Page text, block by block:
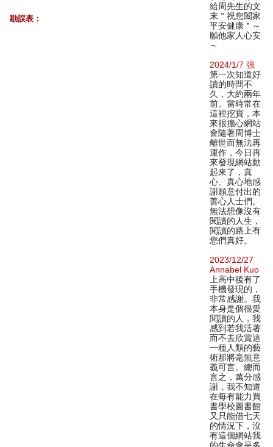
勘誤表：
給周先生的文
末＂祝您闔家
平安健康＂～
願他家人心安
～
2024/1/7 強
第一次知道好
讀的時間不
久，大約兩年
前。當時常在
這裡挖寶，本
來很擔心網站
會隨著周博士
離世而無法再
運作，今日再
來發現網站動
起來了，真
心、真心地感
謝願意付出的
善心人士們。
無法想像沒有
閱讀的人生，
閱讀的路上有
您們真好。
2023/12/27
Annabel Kuo
上高中後有了
手機發現的，
非常感謝。我
本身是個很愛
閱讀的人，我
感到若我活著
而不去欣賞這
一種人類的藝
術那將毫無意
義可言。總而
言之，萬分感
謝，我不知道
在每有能力買
書學校圖書館
又只能借七天
的情況下，沒
有這個網站我